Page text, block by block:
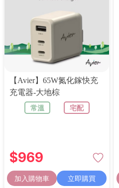
【Avier】65W氮化鎵快充
充電器-大地棕
常溫
宅配
$969
加入購物車 立即購買